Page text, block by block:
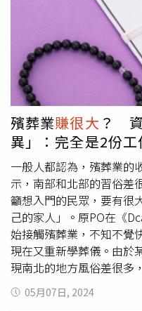
次就知道為什麼」、「全
這就是台企和外商的差別
台資可混，但真的沒有
過，也有知情人士透露，
時工開始，三個月後才有
們這些臨時工去競爭，順
正職缺，一個蘿蔔一個坑
不會有正職缺。兼職缺玩
小時而已，然後慢慢跳檻
檻，跳到頂大概十檻吧，
階段都很順利，從臨時工
殯葬業賺很大 ？
異」：完全是2份工
一般人都認為，殯葬業的
示，南部和北部的習俗差
籲想入門的民眾，要有很
己的家人」。原PO在《
始接觸殯葬業，不知不覺
現在又重新學葬儀。由於
現南北的地方風俗差很多
同一份工作。不過，原
開人世間的逝者，可以順
05月07日, 2024